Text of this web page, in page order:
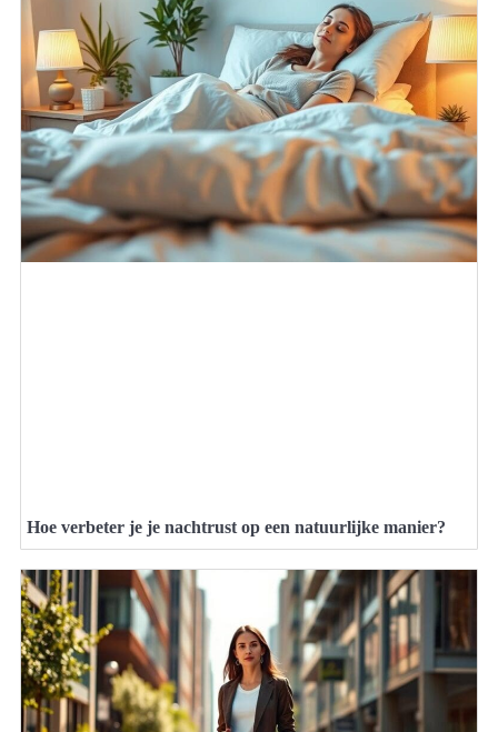
Hoe verbeter je je nachtrust op een natuurlijke manier?